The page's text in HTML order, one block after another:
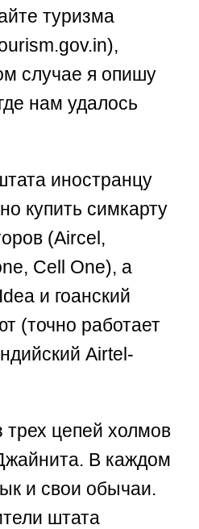
туризма
случае я опишу
нам удалось
иностранцу
купить симкарту
(Aircel,
Cell One), а
и гоанский
(точно работает
Airtel-
трех цепей холмов
В каждом
и свои обычаи.
штата